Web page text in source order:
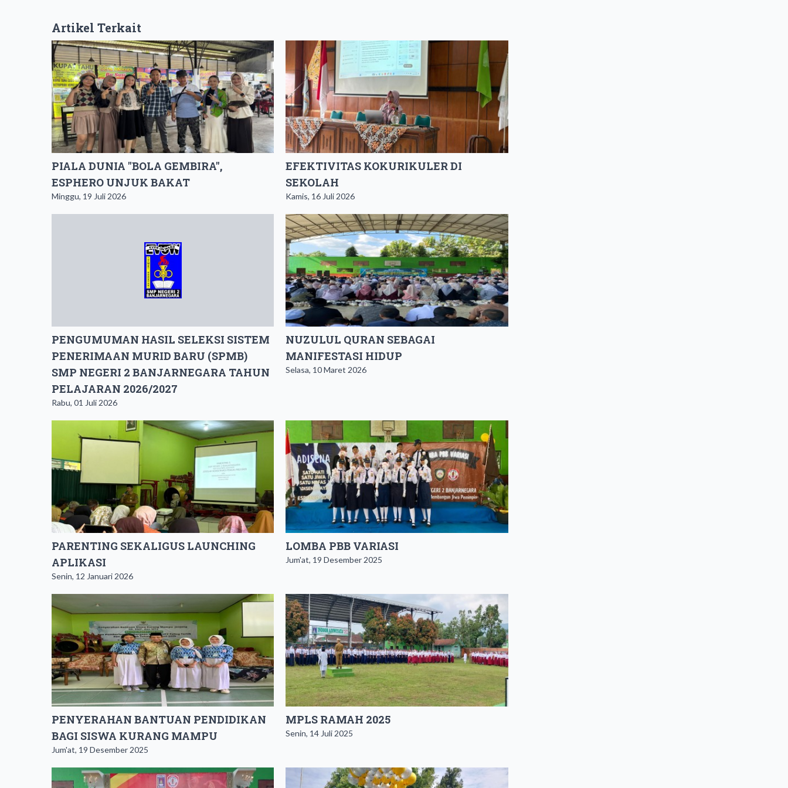
Artikel Terkait
PIALA DUNIA "BOLA GEMBIRA",
ESPHERO UNJUK BAKAT
Minggu, 19 Juli 2026
EFEKTIVITAS KOKURIKULER DI
SEKOLAH
Kamis, 16 Juli 2026
PENGUMUMAN ​HASIL SELEKSI SISTEM
PENERIMAAN MURID BARU (SPMB)
SMP NEGERI 2 BANJARNEGARA TAHUN
PELAJARAN 2026/2027
Rabu, 01 Juli 2026
NUZULUL QURAN SEBAGAI
MANIFESTASI HIDUP
Selasa, 10 Maret 2026
PARENTING SEKALIGUS LAUNCHING
APLIKASI
Senin, 12 Januari 2026
LOMBA PBB VARIASI
Jum'at, 19 Desember 2025
PENYERAHAN BANTUAN PENDIDIKAN
BAGI SISWA KURANG MAMPU
Jum'at, 19 Desember 2025
MPLS RAMAH 2025
Senin, 14 Juli 2025